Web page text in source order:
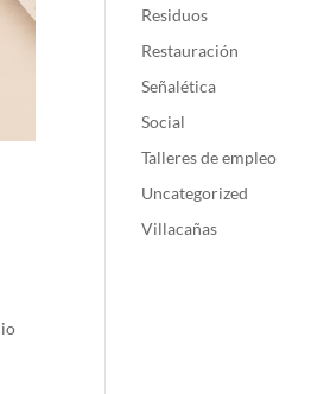
Residuos
Restauración
Señalética
Social
Talleres de empleo
Uncategorized
Villacañas